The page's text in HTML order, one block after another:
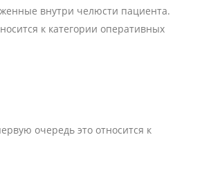
внутри челюсти пациента.
к категории оперативных
очередь это относится к